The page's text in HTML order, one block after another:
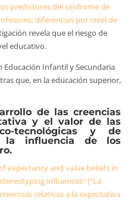
predictores del síndrome de
diferencias por nivel de
revela que el riesgo de
educativo.
Educación Infantil y Secundaria
que, en la educación superior,
de las creencias
y el valor de las
tecnológicas y de
la influencia de los
expectancy and value beliefs in
influences” (“La
relativas a la expectativa